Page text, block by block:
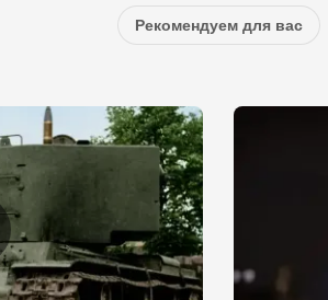
Рекомендуем для вас